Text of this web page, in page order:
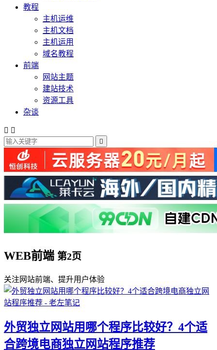
教程
主机运维
主机文档
主机运用
域名教程
前端
网站主题
建站技术
资源工具
杂谈
 

WEB前端 第2页
关注网站前端、提升用户体验
外贸独立网站用哪个程序比较好？4个适
合跨境电商独立网站程序推荐